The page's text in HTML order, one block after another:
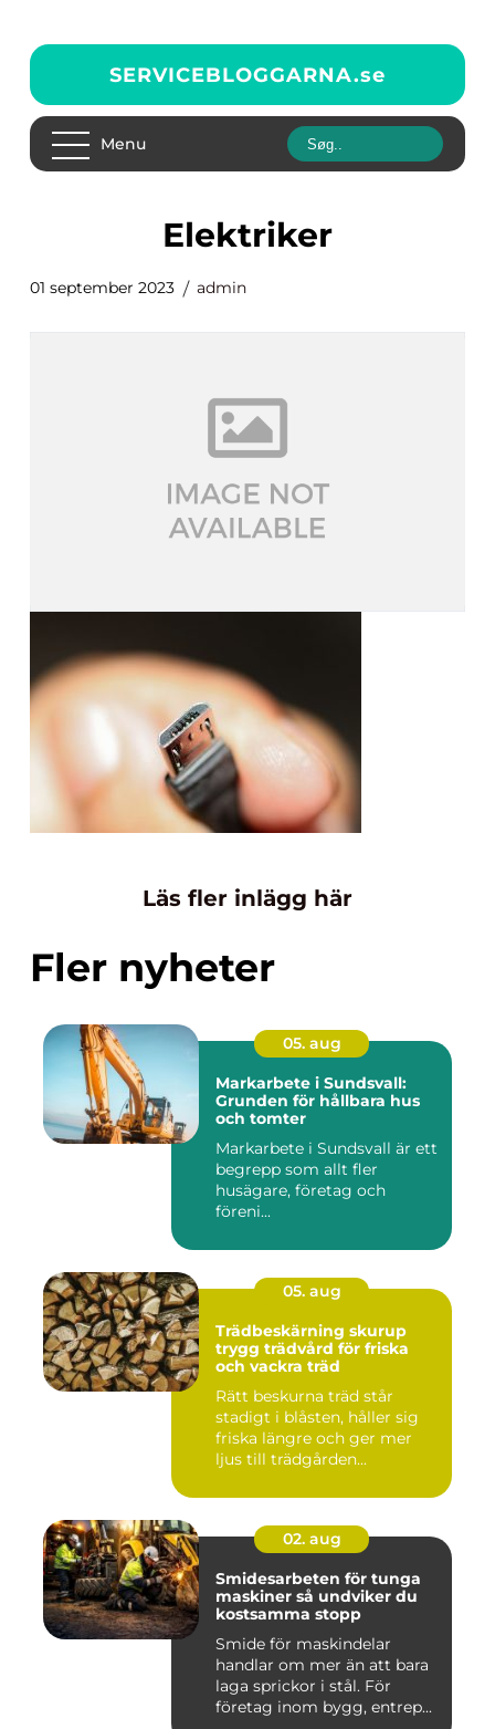
SERVICEBLOGGARNA.se
Menu
elektriker
01 september 2023 admin
Läs fler inlägg här
Fler nyheter
05. aug
Markarbete i Sundsvall:
Grunden för hållbara hus
och tomter
Markarbete i Sundsvall är ett
begrepp som allt fler
husägare, företag och
föreni...
05. aug
Trädbeskärning skurup
trygg trädvård för friska
och vackra träd
Rätt beskurna träd står
stadigt i blåsten, håller sig
friska längre och ger mer
ljus till trädgården...
02. aug
Smidesarbeten för tunga
maskiner så undviker du
kostsamma stopp
Smide för maskindelar
handlar om mer än att bara
laga sprickor i stål. För
företag inom bygg, entrep...